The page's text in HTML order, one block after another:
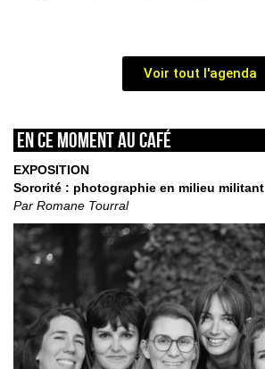
Voir tout l'agenda
En ce moment au café
EXPOSITION
Sororité : photographie en milieu militant
Par Romane Tourral